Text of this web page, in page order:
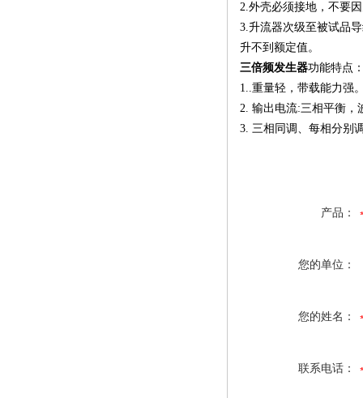
2.外壳必须接地，不要
3.升流器次级至被试品
升不到额定值。
三倍频发生器功能特点
1..重量轻，带载能力强
2. 输出电流:三相平衡，
3. 三相同调、每相分别
产品：
您的单位：
您的姓名：
联系电话：